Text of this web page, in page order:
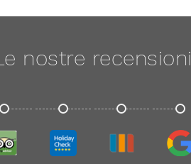
nostre recensioni